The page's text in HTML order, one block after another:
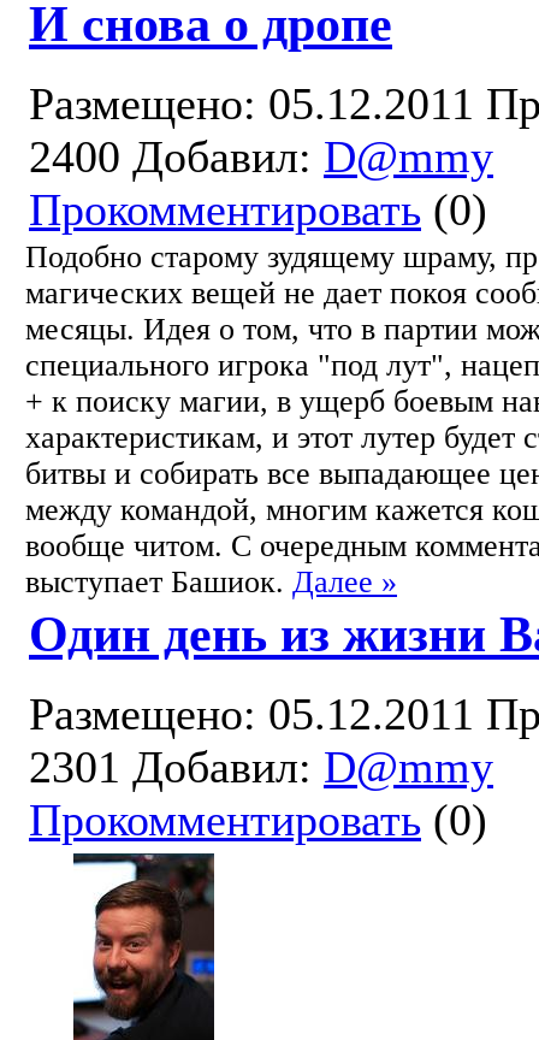
И снова о дропе
Размещено: 05.12.2011
2400 Добавил: D@mmy
Прокомментировать (0)
Подобно старому зудящему шраму,
магических вещей не дает покоя
месяцы. Идея о том, что в партии
специального игрока "под лут",
+ к поиску магии, в ущерб боевым
характеристикам, и этот лутер будет
битвы и собирать все выпадающее
между командой, многим кажется
вообще читом. С очередным
выступает Башиок. Далее »
Один день из жизни
Размещено: 05.12.2011
2301 Добавил: D@mmy
Прокомментировать (0)